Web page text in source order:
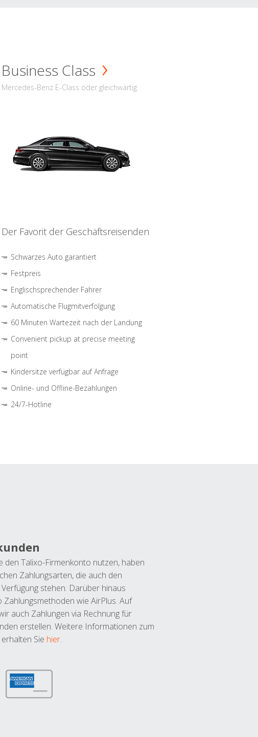
Business Class
Mercedes-Benz E-Class oder gleichwärtig
Der Favorit der Geschäftsreisenden
Schwarzes Auto garantiert
Festpreis
Englischsprechender Fahrer
Automatische Flugmitverfolgung
60 Minuten Wartezeit nach der Landung
Convenient pickup at precise meeting
point
Kindersitze verfügbar auf Anfrage
Online- und Offline-Bezahlungen
24/7-Hotline
den Talixo-Firmenkonto nutzen, haben
Zahlungsarten, die auch den
stehen. Darüber hinaus
wie AirPlus. Auf
auch Zahlungen via Rechnung für
erstellen. Weitere Informationen zum
Sie hier.